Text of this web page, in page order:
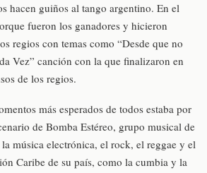
hacen guiños al tango argentino. En el
fueron los ganadores y hicieron
regios con temas como “Desde que no
Vez” canción con la que finalizaron en
de los regios.
más esperados de todos estaba por
de Bomba Estéreo, grupo musical de
música electrónica, el rock, el reggae y el
Caribe de su país, como la cumbia y la